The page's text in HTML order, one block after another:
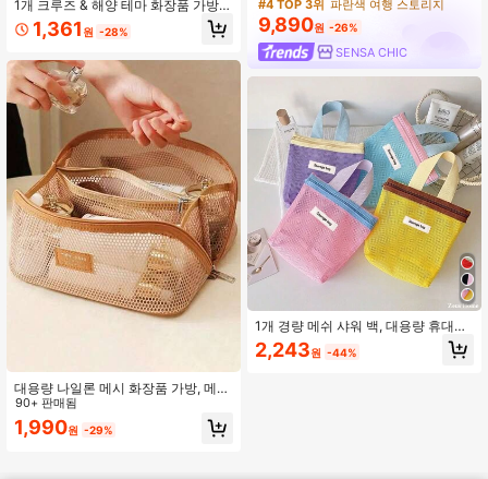
1개 크루즈 & 해양 테마 화장품 가방,
소녀들을 위한 선물로 적합, 귀여운 조
개, 불가사리, 진주, 닻 패턴 인쇄 보관
즈 패턴 여행용 세면도구 가방, 매니큐
어 보관 파우치, 매니큐어 용품 정리함
1,361 원 -28%
대용량 나일론 메시 화장품 가방, 메시
여행용 세면도구 가방, 다층 메이크업
정리 가방, 경량 세면도구 가방, 여행
및 가정용 메이크업 가방, 여행 액세서
90+ 판매됨
1,990원 -29%
#4 TOP 3위 파란색 여행 스토리지
9,890원 -26%
SENSA CHIC
1개 경량 메쉬 샤워 백, 대용량 휴대용
세면도구 백, 걸이형 욕실 수납 백, 편
리한 경량 샤워 토트, 다기능 귀여운
2,243원 -44%